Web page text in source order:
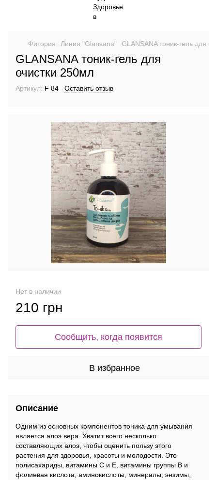
Фитория Линия "Glansana" GLANSANA тоник-гель для
GLANSANA тоник-гель для
очистки 250мл
Артикул: F 84 Оставить отзыв
Нет в наличии
210 грн
Сообщить, когда появится
В избранное
Описание
Одним из основных компонентов тоника для умывания
является алоэ вера. Хватит всего несколько
составляющих алоэ, чтобы оценить пользу этого
растения для здоровья, красоты и молодости. Это
полисахариды, витамины С и Е, витамины группы В и
фолиевая кислота, аминокислоты, минералы, энзимы,